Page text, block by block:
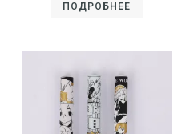
ПОДРОБНЕЕ